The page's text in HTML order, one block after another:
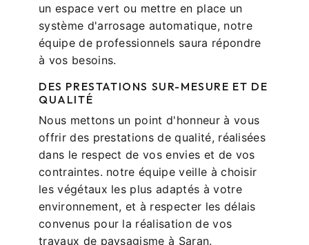
un espace vert ou mettre en place un
système d'arrosage automatique, notre
équipe de professionnels saura répondre
à vos besoins.
DES PRESTATIONS SUR-MESURE ET DE
QUALITÉ
Nous mettons un point d'honneur à vous
offrir des prestations de qualité, réalisées
dans le respect de vos envies et de vos
contraintes. notre équipe veille à choisir
les végétaux les plus adaptés à votre
environnement, et à respecter les délais
convenus pour la réalisation de vos
travaux de paysagisme à Saran.